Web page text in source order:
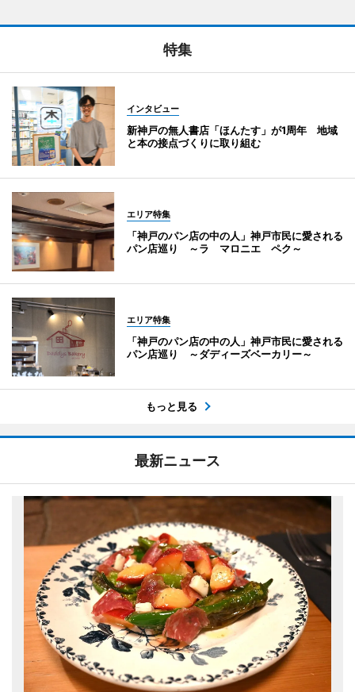
特集
インタビュー
新神戸の無人書店「ほんたす」が1周年 地域
と本の接点づくりに取り組む
エリア特集
「神戸のパン店の中の人」神戸市民に愛される
パン店巡り ～ラ マロニエ ペク～
エリア特集
「神戸のパン店の中の人」神戸市民に愛される
パン店巡り ～ダディーズベーカリー～
もっと見る
最新ニュース